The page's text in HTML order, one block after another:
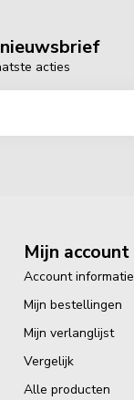
acties
Mijn account
Account informatie
Mijn bestellingen
Mijn verlanglijst
Vergelijk
Alle producten